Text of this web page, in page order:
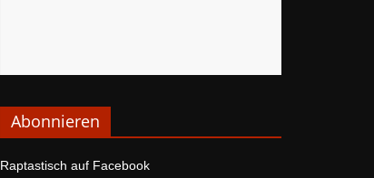
Abonnieren
Raptastisch auf Facebook